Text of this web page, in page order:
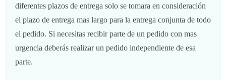
diferentes plazos de entrega solo se tomara en consideración
el plazo de entrega mas largo para la entrega conjunta de todo
el pedido. Si necesitas recibir parte de un pedido con mas
urgencia deberás realizar un pedido independiente de esa
parte.